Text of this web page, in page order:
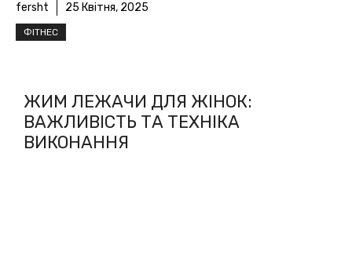
fersht 25 Квітня, 2025
ФІТНЕС
ЖИМ ЛЕЖАЧИ ДЛЯ ЖІНОК:
ВАЖЛИВІСТЬ ТА ТЕХНІКА
ВИКОНАННЯ